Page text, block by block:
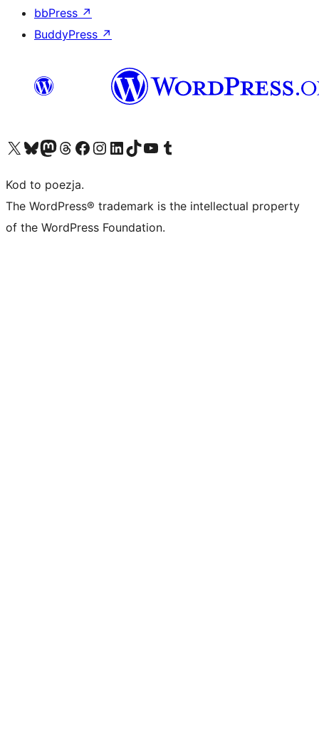
bbPress ↗
BuddyPress ↗
Odwiedź nasze konto X (dawniej Twitter)
Odwiedź nasze konto Bluesky
Odwiedź nasze konto na Mastodoncie
Odwiedź naszego Threadsa
Odwiedź naszego Facebooka
Odwiedź nasze konto na Instagramie
Odwiedź nasze konto na LinkedIn
Odwiedź naszego TikToka
Odwiedź nasz kanał YouTube
Odwiedź naszego Tumblra
Kod to poezja.
The WordPress® trademark is the intellectual property
of the WordPress Foundation.